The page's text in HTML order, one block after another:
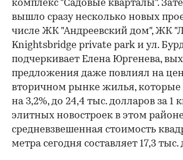
00:00 / 00:00
комплекс "Садовые кварталы".
вышло сразу несколько новых
числе ЖК "Андреевский дом", ЖК
Knightsbridge private park и ул.
подчеркивает Елена Юргенева,
предложения даже повлиял на
вторичном рынке жилья, которые
на 3,2%, до 24,4 тыс. долларов за 1
элитных новостроек в этом
средневзвешенная стоимость
метра сегодня составляет 17,3 тыс.